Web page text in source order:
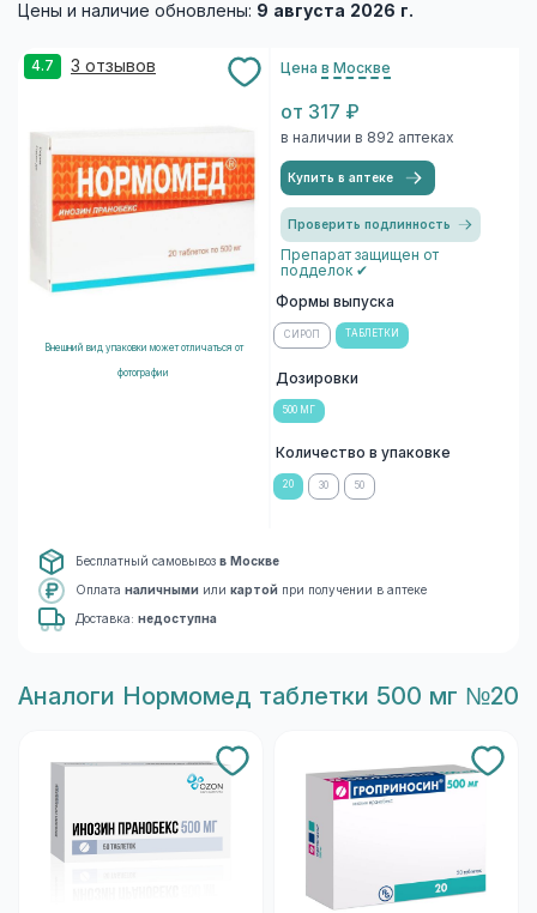
Цены и наличие обновлены: 9 августа 2026 г.
4.7 3 отзывов
Внешний вид упаковки может отличаться от
фотографии
Цена в Москве
от 317 ₽
в наличии в 892 аптеках
Купить в аптеке
Проверить подлинность
Препарат защищен от
подделок ✔
Формы выпуска
СИРОП ТАБЛЕТКИ
Дозировки
500 МГ
Количество в упаковке
20 30 50
Бесплатный самовывоз в Москве
Оплата наличными или картой при получении в аптеке
Доставка: недоступна
Aналоги Нормомед таблетки 500 мг №20